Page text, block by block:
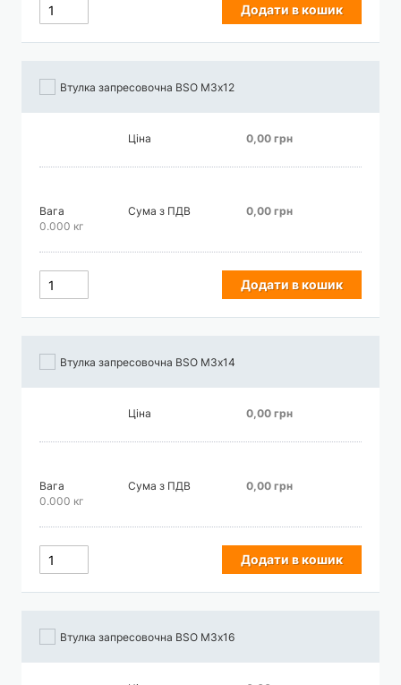
Додати в кошик
Втулка запресовочна BSO М3х12
Ціна 0,00 грн
Вага
0.000 кг
Сума з ПДВ 0,00 грн
Додати в кошик
Втулка запресовочна BSO М3х14
Ціна 0,00 грн
Вага
0.000 кг
Сума з ПДВ 0,00 грн
Додати в кошик
Втулка запресовочна BSO М3х16